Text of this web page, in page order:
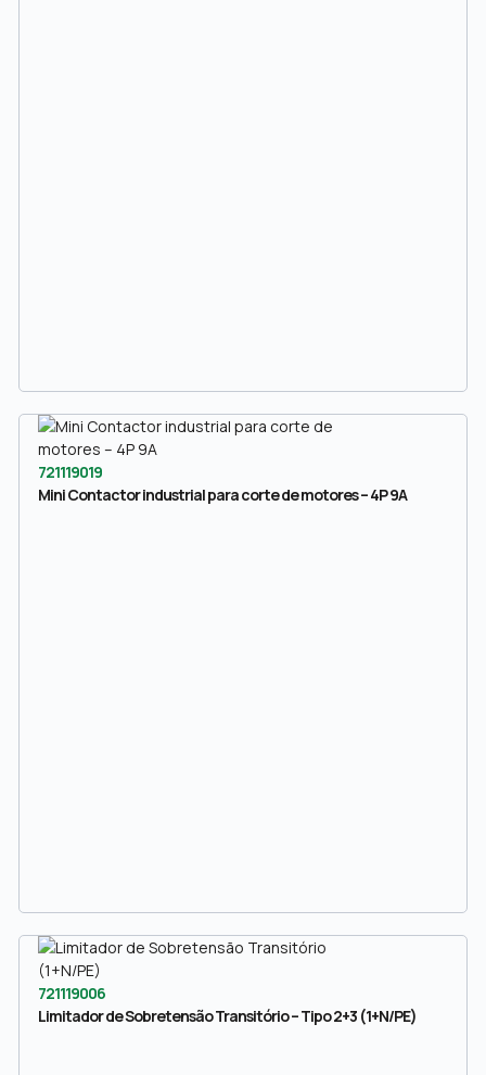
721119019
Mini Contactor industrial para corte de motores – 4P 9A
721119006
Limitador de Sobretensão Transitório – Tipo 2+3 (1+N/PE)